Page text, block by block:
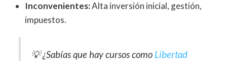
Inconvenientes:Alta inversión inicial, gestión,
impuestos.
💡¿Sabías que hay cursos como Libertad